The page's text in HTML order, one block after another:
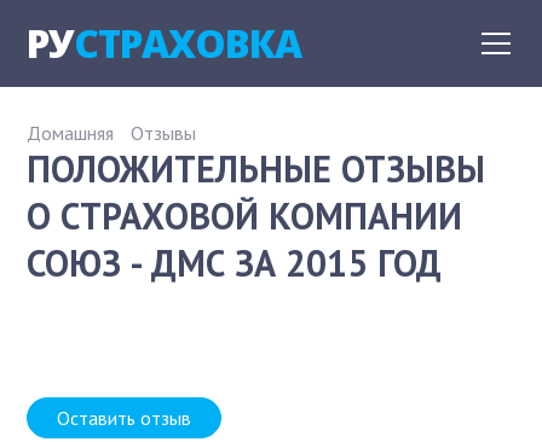
РУСТРАХОВКА
Домашняя Отзывы
ПОЛОЖИТЕЛЬНЫЕ ОТЗЫВЫ
О СТРАХОВОЙ КОМПАНИИ
СОЮЗ - ДМС ЗА 2015 ГОД
Оставить отзыв